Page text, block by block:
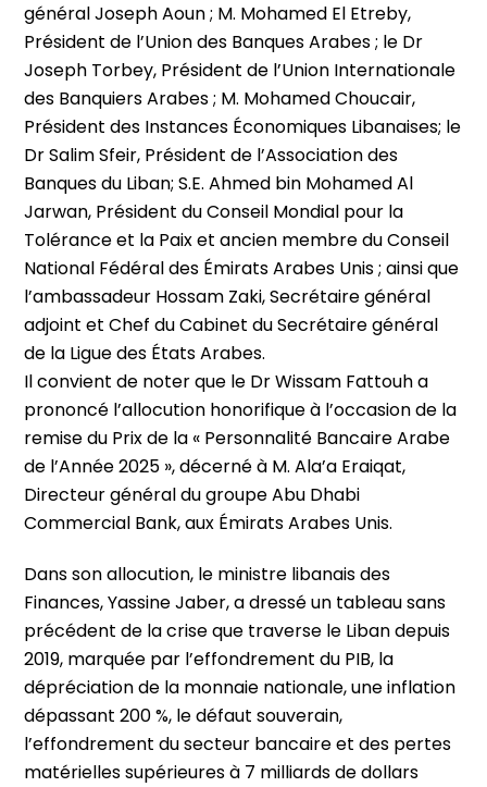
général Joseph Aoun ; M. Mohamed El Etreby,
Président de l’Union des Banques Arabes ; le Dr
Joseph Torbey, Président de l’Union Internationale
des Banquiers Arabes ; M. Mohamed Choucair,
Président des Instances Économiques Libanaises; le
Dr Salim Sfeir, Président de l’Association des
Banques du Liban; S.E. Ahmed bin Mohamed Al
Jarwan, Président du Conseil Mondial pour la
Tolérance et la Paix et ancien membre du Conseil
National Fédéral des Émirats Arabes Unis ; ainsi que
l’ambassadeur Hossam Zaki, Secrétaire général
adjoint et Chef du Cabinet du Secrétaire général
de la Ligue des États Arabes.
Il convient de noter que le Dr Wissam Fattouh a
prononcé l’allocution honorifique à l’occasion de la
remise du Prix de la « Personnalité Bancaire Arabe
de l’Année 2025 », décerné à M. Ala’a Eraiqat,
Directeur général du groupe Abu Dhabi
Commercial Bank, aux Émirats Arabes Unis.
Dans son allocution, le ministre libanais des
Finances, Yassine Jaber, a dressé un tableau sans
précédent de la crise que traverse le Liban depuis
2019, marquée par l’effondrement du PIB, la
dépréciation de la monnaie nationale, une inflation
dépassant 200 %, le défaut souverain,
l’effondrement du secteur bancaire et des pertes
matérielles supérieures à 7 milliards de dollars